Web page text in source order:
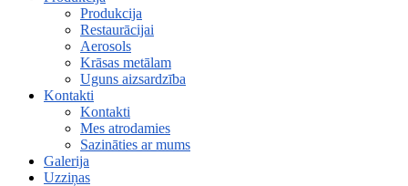
Produkcija
Restaurācijai
Aerosols
Krāsas metālam
Uguns aizsardzība
Kontakti
Kontakti
Mes atrodamies
Sazināties ar mums
Galerija
Uzziņas